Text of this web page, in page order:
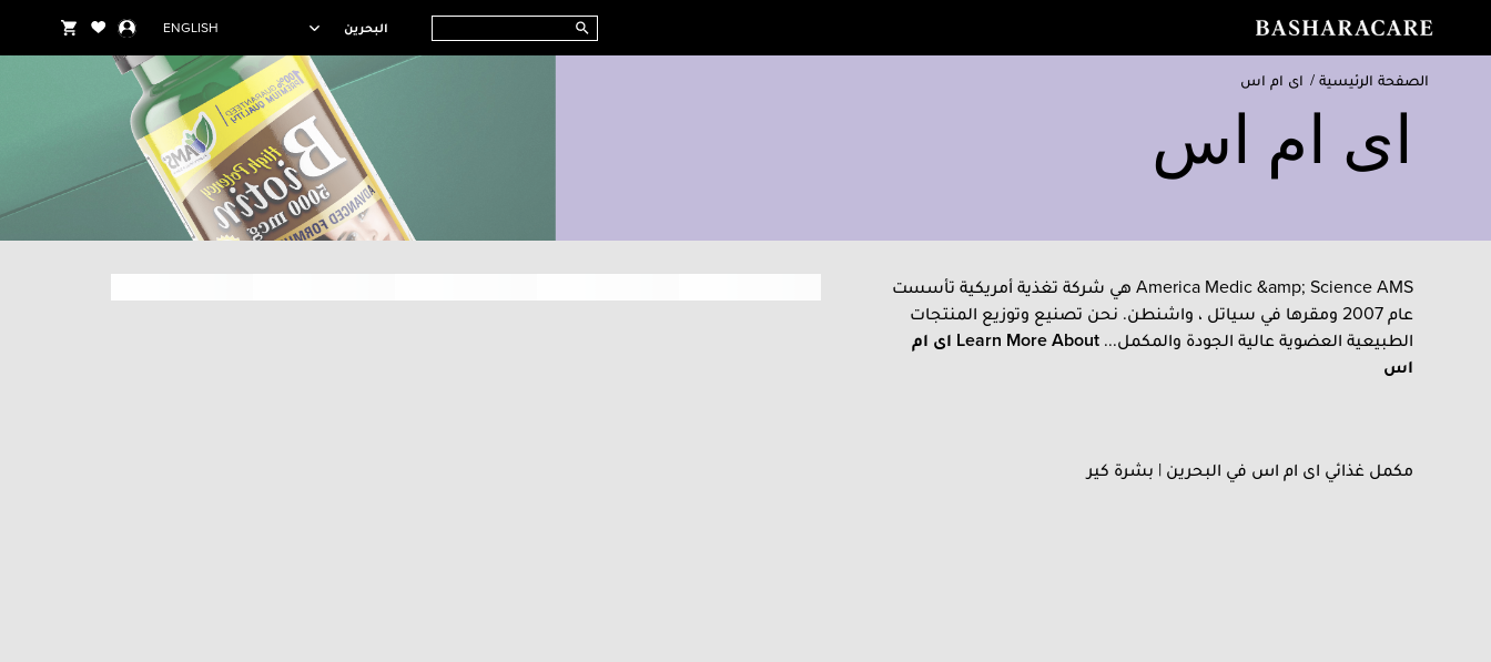
البحرين ENGLISH
الصفحة الرئيسية/ اى ام اس
اى ام اس
America Medic &amp; Science AMS هي شركة تغذية أمريكية تأسست
عام 2007 ومقرها في سياتل ، واشنطن. نحن تصنيع وتوزيع المنتجات
الطبيعية العضوية عالية الجودة والمكمل... Learn More About اى ام
اس
مكمل غذائي اى ام اس في البحرين | بشرة كير